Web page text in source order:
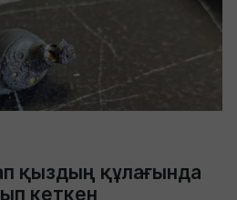
қыздың құлағында
кеткен